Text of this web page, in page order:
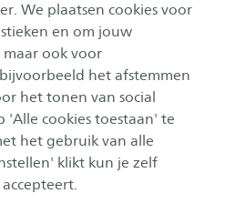
We plaatsen cookies voor
en om jouw
ook voor
het afstemmen
het tonen van social
'Alle cookies toestaan' te
het gebruik van alle
klikt kun je zelf
doorgehakt! Schrijf je
Ontdek de nieuwe